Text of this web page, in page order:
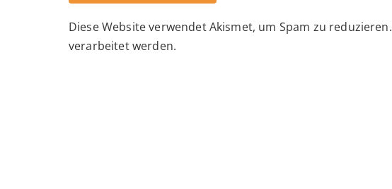
Alternative:
Diese Website verwendet Akismet, um Spam zu reduzieren.
verarbeitet werden.